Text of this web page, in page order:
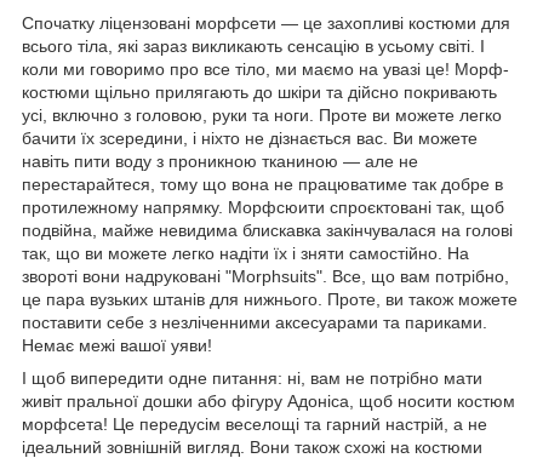
Спочатку ліцензовані морфсети — це захопливі костюми для
всього тіла, які зараз викликають сенсацію в усьому світі. І
коли ми говоримо про все тіло, ми маємо на увазі це! Морф-
костюми щільно прилягають до шкіри та дійсно покривають
усі, включно з головою, руки та ноги. Проте ви можете легко
бачити їх зсередини, і ніхто не дізнається вас. Ви можете
навіть пити воду з проникною тканиною — але не
перестарайтеся, тому що вона не працюватиме так добре в
протилежному напрямку. Морфсюити спроєктовані так, щоб
подвійна, майже невидима блискавка закінчувалася на голові
так, що ви можете легко надіти їх і зняти самостійно. На
звороті вони надруковані "Morphsuits". Все, що вам потрібно,
це пара вузьких штанів для нижнього. Проте, ви також можете
поставити себе з незліченними аксесуарами та париками.
Немає межі вашої уяви!
І щоб випередити одне питання: ні, вам не потрібно мати
живіт пральної дошки або фігуру Адоніса, щоб носити костюм
морфсета! Це передусім веселощі та гарний настрій, а не
ідеальний зовнішній вигляд. Вони також схожі на костюми